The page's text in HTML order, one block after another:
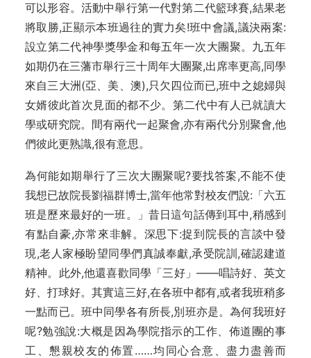
可以形容。活動中舉行第一代對第二代籃球賽,結果老
將取勝,正顯示本班過往的實力矣!班中會議,議決兩案:
設立第二代神學獎學金和每五年一次大團聚。九五年
如期仍在三藩市舉行三十周年大團聚,出席率更高,同學
來自三大洲(亞、美、澳),只欠四位而已,班中之媳婦與
女婿彼此首次見面的都不少。第二代中有人已就讀大
學或研究院。間有兩代一起聚會,亦有兩代分別聚會,他
們彼此更熟識,很有意思。
為何能如期舉行了三次大團聚呢?要找答案,不能不使
我想已故院長劉福群博士,當年他常對校友們說:「六五
班是歷來最好的一班。」昔日這句話傳到耳中,稍感到
有點自豪,亦常來非解。深思下:捉到院長的言談中發
現,老人家極盼望同學們真誠奉獻,承受院訓,確認建道
精神。此外,他還喜歡同學「三好」——唱詩好、英文
好、打球好。其實這三好,在各班中都有,或者我班稍多
一點而已。班中同學各有所長,別班亦是。為何我班好
呢?勉強說:大概是因為學院指示的工作、佈道團的事
工、懇親校友的佈置……均同心合意、盡力盡善而